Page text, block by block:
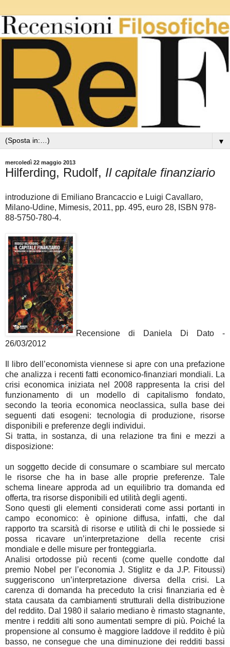
▼
mercoledì 22 maggio 2013
Hilferding, Rudolf, Il capitale finanziario
introduzione di Emiliano Brancaccio e Luigi Cavallaro,
Milano-Udine, Mimesis, 2011, pp. 495, euro 28, ISBN 978-
88-5750-780-4.
Recensione di Daniela Di Dato -
26/03/2012
Il libro dell’economista viennese si apre con una prefazione
che analizza i recenti fatti economico-finanziari mondiali. La
crisi economica iniziata nel 2008 rappresenta la crisi del
funzionamento di un modello di capitalismo fondato,
secondo la teoria economica neoclassica, sulla base dei
seguenti dati esogeni: tecnologia di produzione, risorse
disponibili e preferenze degli individui.
Si tratta, in sostanza, di una relazione tra fini e mezzi a
disposizione:
un soggetto decide di consumare o scambiare sul mercato
le risorse che ha in base alle proprie preferenze. Tale
schema lineare approda ad un equilibrio tra domanda ed
offerta, tra risorse disponibili ed utilità degli agenti.
Sono questi gli elementi considerati come assi portanti in
campo economico: è opinione diffusa, infatti, che dal
rapporto tra scarsità di risorse e utilità di chi le possiede si
possa ricavare un’interpretazione della recente crisi
mondiale e delle misure per fronteggiarla.
Analisi ortodosse più recenti (come quelle condotte dal
premio Nobel per l’economia J. Stiglitz e da J.P. Fitoussi)
suggeriscono un’interpretazione diversa della crisi. La
carenza di domanda ha preceduto la crisi finanziaria ed è
stata causata da cambiamenti strutturali della distribuzione
del reddito. Dal 1980 il salario mediano è rimasto stagnante,
mentre i redditi alti sono aumentati sempre di più. Poiché la
propensione al consumo è maggiore laddove il reddito è più
basso, ne consegue che una diminuzione dei redditi bassi